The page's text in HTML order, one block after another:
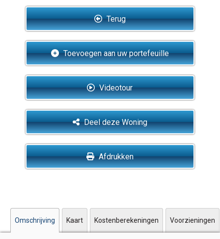
Terug
Toevoegen aan uw portefeuille
Videotour
Deel deze Woning
Afdrukken
Omschrijving Kaart Kostenberekeningen Voorzieningen